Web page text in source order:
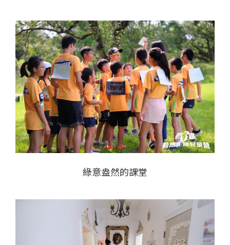
綠意盎然的課堂